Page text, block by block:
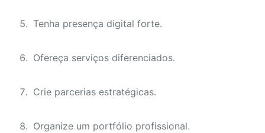
Tenha presença digital forte.
Ofereça serviços diferenciados.
Crie parcerias estratégicas.
Organize um portfólio profissional.